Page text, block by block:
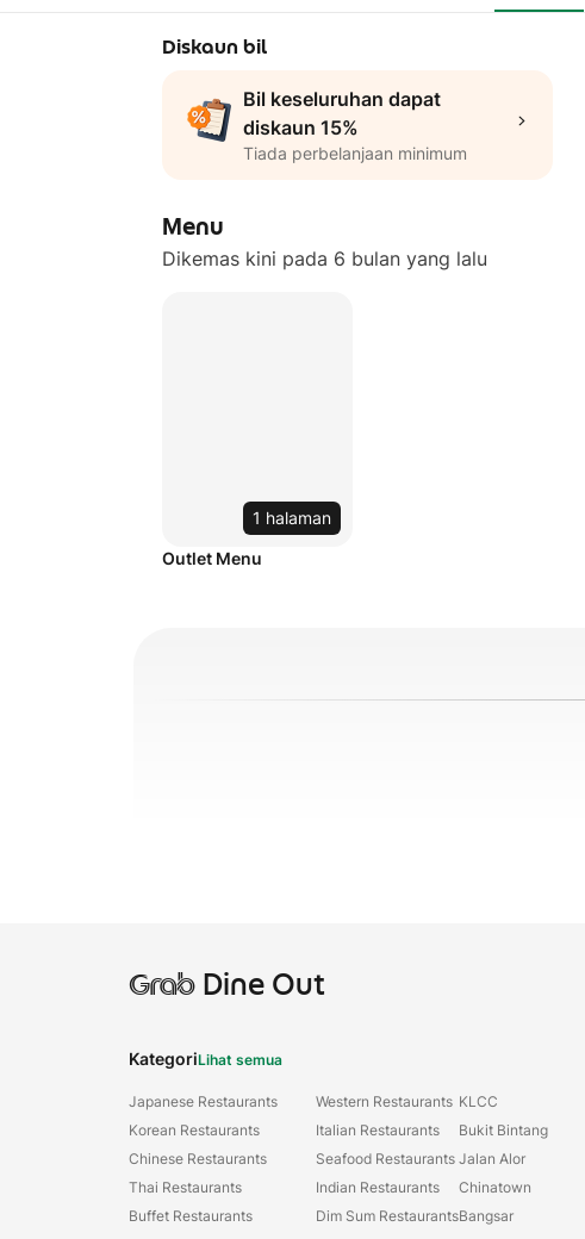
Diskaun bil
Bil keseluruhan dapat
diskaun 15%
Tiada perbelanjaan minimum
Menu
Dikemas kini pada 6 bulan yang lalu
1 halaman
Outlet Menu
GrabDine Out
KategoriLihat semua
Japanese Restaurants
Korean Restaurants
Chinese Restaurants
Thai Restaurants
Buffet Restaurants
Western Restaurants
Italian Restaurants
Seafood Restaurants
Indian Restaurants
Dim Sum Restaurants
KLCC
Bukit Bintang
Jalan Alor
Chinatown
Bangsar